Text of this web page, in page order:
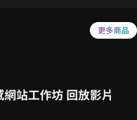
更多商品
站工作坊 回放影片